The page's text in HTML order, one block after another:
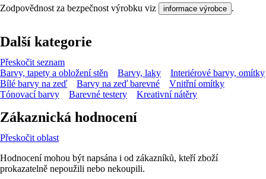
Zodpovědnost za bezpečnost výrobku viz informace výrobce .
Další kategorie
Přeskočit seznam
Barvy, tapety a obložení stěn
Barvy, laky
Interiérové barvy, omítky
Bílé barvy na zeď
Barvy na zeď barevné
Vnitřní omítky
Tónovací barvy
Barevné testery Kreativní nátěry
Zákaznická hodnocení
Přeskočit oblast
Hodnocení mohou být napsána i od zákazníků, kteří zboží
prokazatelně nepoužili nebo nekoupili.